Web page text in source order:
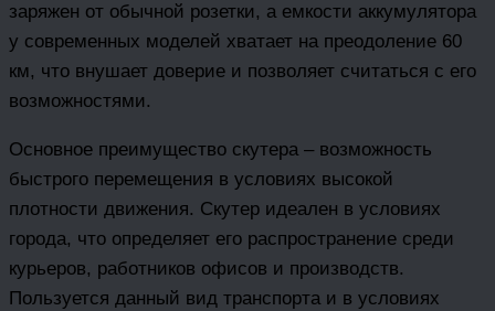
заряжен от обычной розетки, а емкости аккумулятора
у современных моделей хватает на преодоление 60
км, что внушает доверие и позволяет считаться с его
возможностями.
Основное преимущество скутера – возможность
быстрого перемещения в условиях высокой
плотности движения. Скутер идеален в условиях
города, что определяет его распространение среди
курьеров, работников офисов и производств.
Пользуется данный вид транспорта и в условиях